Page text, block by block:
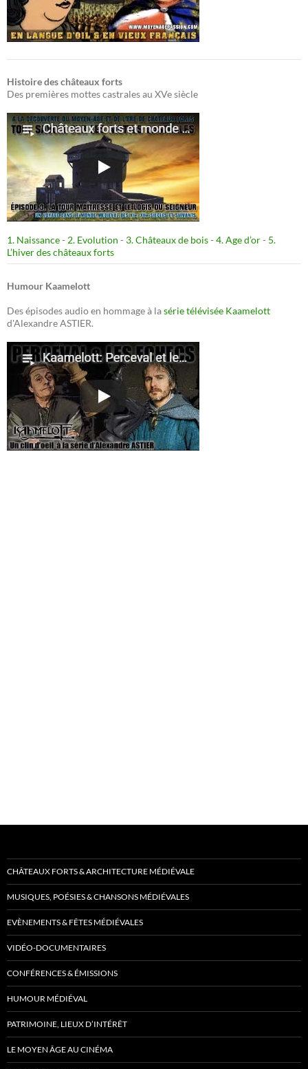
Histoire des châteaux forts
Des premières mottes castrales au XVe siècle
1. Naissance- 2. Evolution - 3. Châteaux de bois- 4. Age d’or- 5.
L’hiver des châteaux forts
Humour Kaamelott
Des épisodes audio en hommage à lasérie télévisée Kaamelott
d'Alexandre ASTIER.
CHÂTEAUX FORTS & ARCHITECTURE MÉDIÉVALE
MUSIQUES, POÉSIES & CHANSONS MÉDIÉVALES
EVÈNEMENTS & FÊTES MÉDIÉVALES
VIDÉO-DOCUMENTAIRES
CONFÉRENCES & ÉMISSIONS
HUMOUR MÉDIÉVAL
PATRIMOINE, LIEUX D’INTÉRÊT
LE MOYEN ÂGE AU CINÉMA